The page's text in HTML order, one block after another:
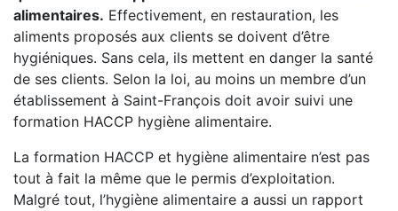
alimentaires. Effectivement, en restauration, les
aliments proposés aux clients se doivent d’être
hygiéniques. Sans cela, ils mettent en danger la santé
de ses clients. Selon la loi, au moins un membre d’un
établissement à Saint-François doit avoir suivi une
formation HACCP hygiène alimentaire.
La formation HACCP et hygiène alimentaire n’est pas
tout à fait la même que le permis d’exploitation.
Malgré tout, l’hygiène alimentaire a aussi un rapport